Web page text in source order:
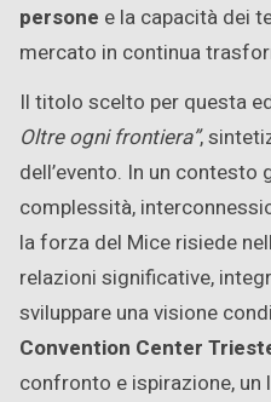
persone e la capacità dei
mercato in continua
Il titolo scelto per questa
Oltre ogni frontiera”,
dell’evento. In un
complessità,
la forza del Mice risiede
relazioni significative,
sviluppare una visione
Convention Center
confronto e ispirazione, un